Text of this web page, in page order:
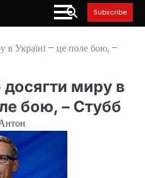
Subscribe
в Україні – це поле бою, –
миру в
бою, – Стубб